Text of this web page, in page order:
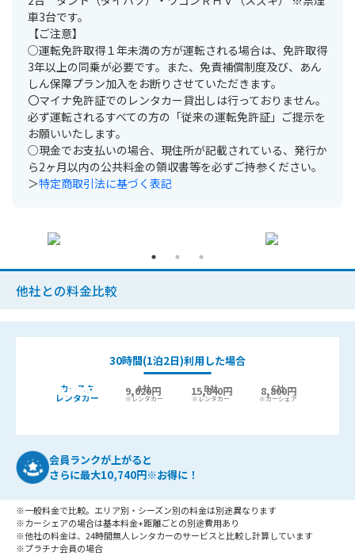
車3台です。
【ご注意】
○運転免許取得１年未満の方が運転される場合は、免許取得
3年以上の同乗が必要です。また、免責補償制度及び、あん
しん保障プラン加入をお断りさせていただきます。
〇マイナ免許証でのレンタカー貸出しは行っておりません。
必ず運転されるすべての方の「従来の運転免許証」ご提示を
お願いいたします。
○現金でお支払いの場合、現住所が記載されている、発行か
ら2ヶ月以内の公共料金の領収書等を必ずご持参ください。
＞特定商取引法に基づく表記
他社との料金比較
30時間(1泊2日)利用した場合
最大9,440円お得!
6,400円 9,020円 15,840円 8,800円
カースタ
レンタカー
A社
※レンタカー
B社
※レンタカー
C社
※カーシェア
会員ランクが上がると
さらに最大10,740円※お得に！
※一般料金で比較。エリア別・シーズン別の料金は別途異なります
※カーシェアの場合は基本料金+距離ごとの別途費用あり
※他社の料金は、24時間無人レンタカーのサービスと比較し計算しています
※プラチナ会員の場合